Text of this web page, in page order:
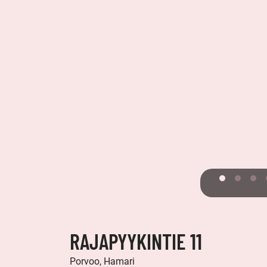
RAJAPYYKINTIE 11
Porvoo, Hamari